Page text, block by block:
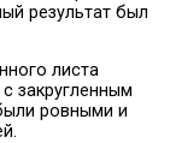
результат был
листа
закругленным
ровными и